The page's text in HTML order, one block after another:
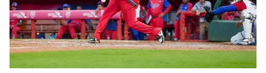
‘Sensación Azul’, de Reynerio Tamayo